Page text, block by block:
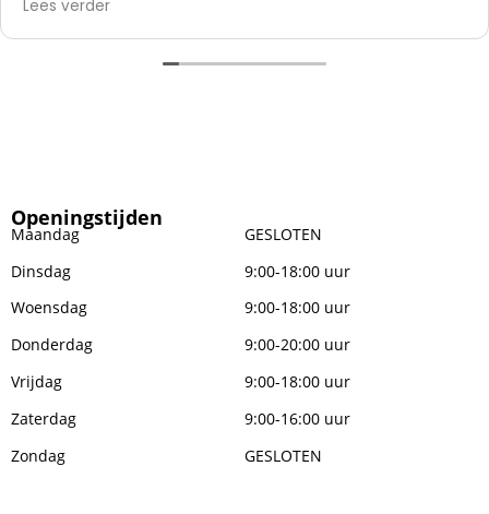
zetten.
Lees verder
Openingstijden
Maandag
GESLOTEN
Dinsdag
9:00-18:00 uur
Woensdag
9:00-18:00 uur
Donderdag
9:00-20:00 uur
Vrijdag
9:00-18:00 uur
Zaterdag
9:00-16:00 uur
Zondag
GESLOTEN